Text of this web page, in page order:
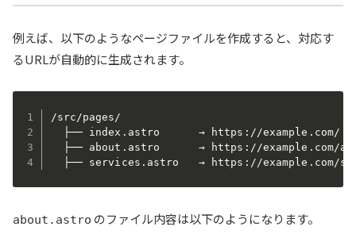
例えば、以下のようなページファイルを作成すると、対応す
るURLが自動的に生成されます。
/src/pages/
  ├── index.astro      → https://example.com/
├── about.astro      → https://example.com/
├── services.astro   → https://example.com/
about.astro のファイル内容は以下のようになります。